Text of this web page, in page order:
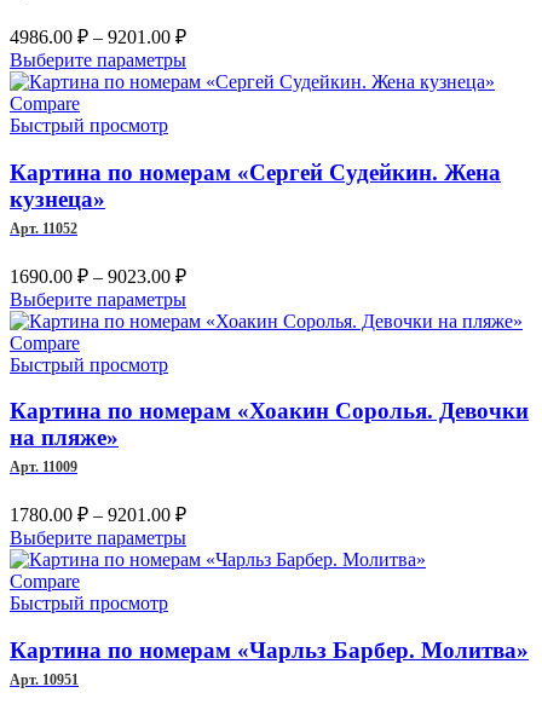
странице
товара.
4986.00 ₽ – 9201.00 ₽Диапазон
цен:
4986.00 ₽
Выберите параметрыЭтот
товар
Опции
можно
товара.
Compare
Быстрый просмотр
Картина по номерам «Сергей Судейкин. Жена
кузнеца»
Арт. 11052
1690.00 ₽ – 9023.00 ₽Диапазон
цен:
1690.00 ₽
Выберите параметрыЭтот
товар
Опции
можно
товара.
Compare
Быстрый просмотр
Картина по номерам «Хоакин Соролья. Девочки
на пляже»
Арт. 11009
1780.00 ₽ – 9201.00 ₽Диапазон
цен:
1780.00 ₽
Выберите параметрыЭтот
товар
Опции
можно
Compare
Быстрый просмотр
Картина по номерам «Чарльз Барбер. Молитва»
Арт. 10951